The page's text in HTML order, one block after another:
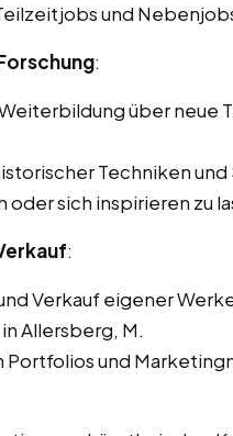
und
:
über neue
Techniken
oder sich inspirieren zu
:
Verkauf eigener
Allersberg, M.
Portfolios und